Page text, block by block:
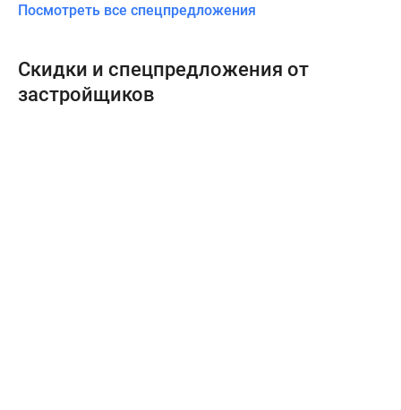
Посмотреть все спецпредложения
Скидки и спецпредложения от
застройщиков